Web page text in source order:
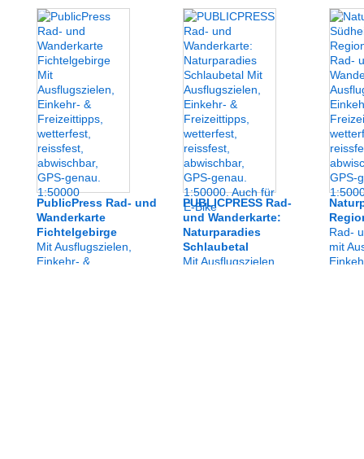
Einkehr- & Freizeittipps
und Stadtplänen,
wetterfest, reissfest,
abwischbar, GPS-
genau. 1:50000. Auch
für E-Bike
Kröv
Rad-
mit
und
für E-
PublicPress Rad- und
Wanderkarte
Fichtelgebirge
Mit Ausflugszielen,
Einkehr- &
PUBLICPRESS Rad-
und Wanderkarte:
Naturparadies
Schlaubetal
Mit Ausflugszielen,
Rad-
mit